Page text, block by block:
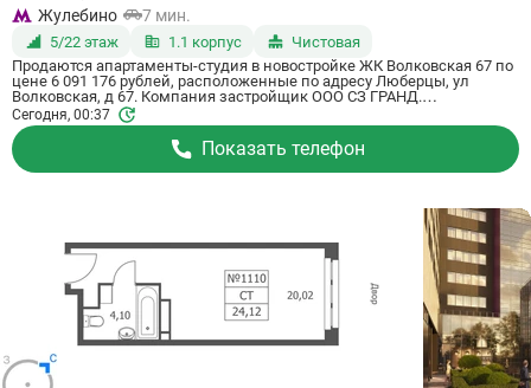
Жулебино
7 мин.
5/22 этаж 1.1 корпус
Чистовая
Продаются апартаменты-студия в новостройке ЖК Волковская 67 по
цене 6 091 176 рублей, расположенные по адресу Люберцы, ул
Волковская, д 67. Компания застройщик ООО СЗ ГРАНД.
Апартаменты сдаются в III квартале 2027 года с чистовой отделкой, в
20 минутах на машине от метро Некрасовка. Общая площадь
апартаментов - 25.21 м². Этаж 5 из 21. ID апартаментов на СтройкиРУ
725065, сообщите его когда будете звонить.
Сегодня, 00:37
Показать телефон